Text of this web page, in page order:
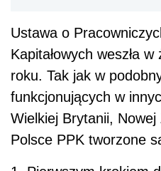
Ustawa o
Kapitałowych weszła
roku. Tak jak w
funkcjonujących w
Wielkiej Brytanii,
Polsce PPK tworzone